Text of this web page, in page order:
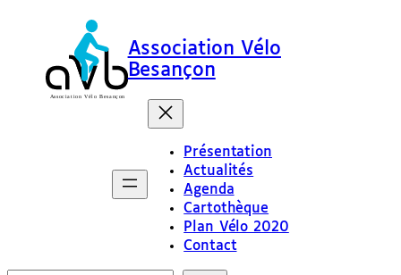
Association Vélo
Besançon
Présentation
Actualités
Agenda
Cartothèque
Plan Vélo 2020
Contact